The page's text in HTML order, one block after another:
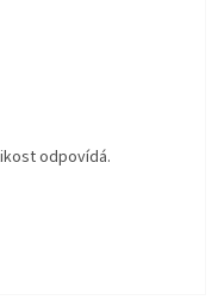
hvězdiček.
odpovídá.
hvězdiček.